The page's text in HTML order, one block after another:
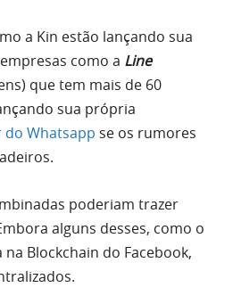
a Kin estão lançando sua
como a Line
que tem mais de 60
sua própria
do Whatsapp se os rumores
poderiam trazer
alguns desses, como o
Blockchain do Facebook,